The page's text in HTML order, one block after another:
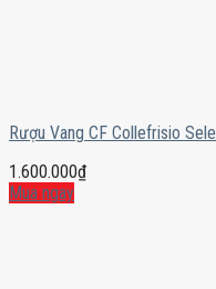
Rượu Vang CF Collefrisio
1.600.000₫
Mua ngay